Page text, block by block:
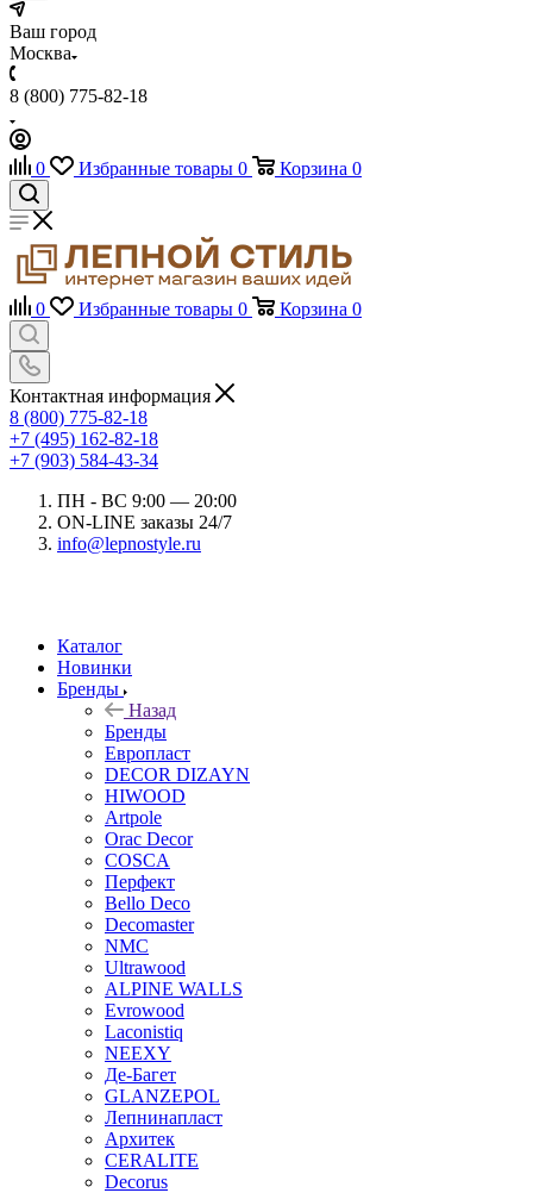
Ваш город
Москва
8 (800) 775-82-18
0 Избранные товары 0 Корзина 0
0 Избранные товары 0 Корзина 0
Контактная информация
8 (800) 775-82-18
+7 (495) 162-82-18
+7 (903) 584-43-34
ПН - ВС 9:00 — 20:00
ON-LINE заказы 24/7
info@lepnostyle.ru
Каталог
Новинки
Бренды
Назад
Бренды
Европласт
DECOR DIZAYN
HIWOOD
Artpole
Orac Decor
COSCA
Перфект
Bello Deco
Decomaster
NMС
Ultrawood
ALPINE WALLS
Evrowood
Laconistiq
NEEXY
Де-Багет
GLANZEPOL
Лепнинапласт
Архитек
CERALITE
Decorus